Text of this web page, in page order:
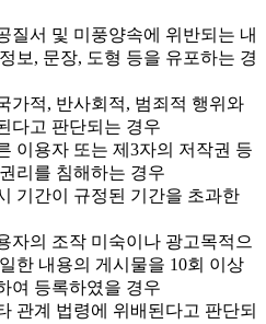
질서 및 미풍양속에 위반되는 내
보, 문장, 도형 등을 유포하는 경
가적, 반사회적, 범죄적 행위와
다고 판단되는 경우
이용자 또는 제3자의 저작권 등
리를 침해하는 경우
기간이 규정된 기간을 초과한
자의 조작 미숙이나 광고목적으
한 내용의 게시물을 10회 이상
여 등록하였을 경우
관계 법령에 위배된다고 판단되